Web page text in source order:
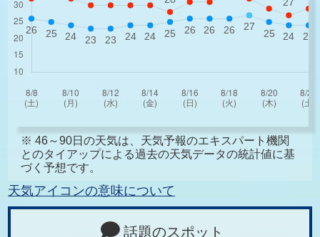
※ 46～90日の天気は、天気予報のエキスパート機関
とのタイアップによる過去の天気データの統計値に基
づく予想です。
天気アイコンの意味について
話題のスポット